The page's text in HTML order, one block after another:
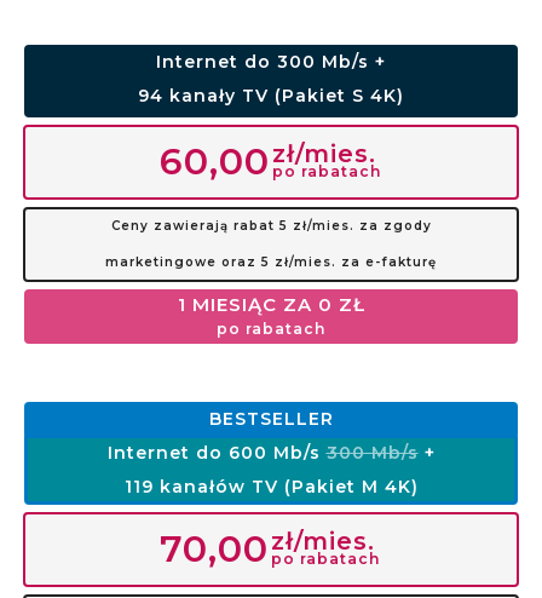
Internet do 300 Mb/s +
94 kanały TV (Pakiet S 4K)
60,00 zł/mies.
po rabatach
Ceny zawierają rabat 5 zł/mies. za zgody
marketingowe oraz 5 zł/mies. za e-fakturę
1 MIESIĄC ZA 0 ZŁ
po rabatach
BESTSELLER
Internet do 600 Mb/s300 Mb/s+
119 kanałów TV (Pakiet M 4K)
70,00 zł/mies.
po rabatach